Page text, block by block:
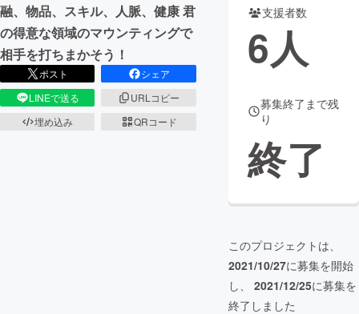
CAMPFIRE for Social Good CAMPFIRE Creation
CAMPFIREふるさと納税machi-ya コミュニティ
融、物品、スキル、人脈、健康 君
の得意な領域のマウンティングで
相手を打ちまかそう！
ポスト
シェア
LINEで送る
URLコピー
埋め込み
QRコード
支援者数
6人
募集終了まで残
り
終了
このプロジェクトは、
2021/10/27に募集を開始
し、 2021/12/25に募集を
終了しました